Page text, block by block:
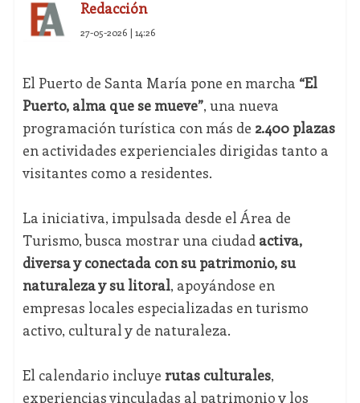
Redacción
27-05-2026 | 14:26
El Puerto de Santa María pone en marcha “El
Puerto, alma que se mueve”, una nueva
programación turística con más de 2.400 plazas
en actividades experienciales dirigidas tanto a
visitantes como a residentes.
La iniciativa, impulsada desde el Área de
Turismo, busca mostrar una ciudad activa,
diversa y conectada con su patrimonio, su
naturaleza y su litoral, apoyándose en
empresas locales especializadas en turismo
activo, cultural y de naturaleza.
El calendario incluye rutas culturales,
experiencias vinculadas al patrimonio y los